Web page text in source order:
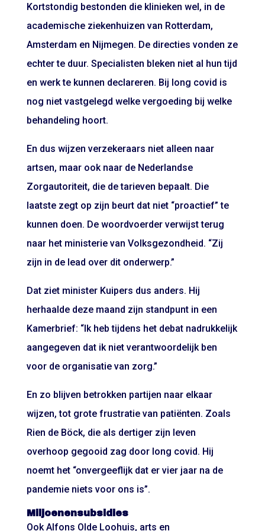
Kortstondig bestonden die klinieken wel, in de
academische ziekenhuizen van Rotterdam,
Amsterdam en Nijmegen. De directies vonden ze
echter te duur. Specialisten bleken niet al hun tijd
en werk te kunnen declareren. Bij long covid is
nog niet vastgelegd welke vergoeding bij welke
behandeling hoort.
En dus wijzen verzekeraars niet alleen naar
artsen, maar ook naar de Nederlandse
Zorgautoriteit, die de tarieven bepaalt. Die
laatste zegt op zijn beurt dat niet “proactief” te
kunnen doen. De woordvoerder verwijst terug
naar het ministerie van Volksgezondheid. “Zij
zijn in de lead over dit onderwerp.”
Dat ziet minister Kuipers dus anders. Hij
herhaalde deze maand zijn standpunt in een
Kamerbrief: “Ik heb tijdens het debat nadrukkelijk
aangegeven dat ik niet verantwoordelijk ben
voor de organisatie van zorg.”
En zo blijven betrokken partijen naar elkaar
wijzen, tot grote frustratie van patiënten. Zoals
Rien de Böck, die als dertiger zijn leven
overhoop gegooid zag door long covid. Hij
noemt het “onvergeeflijk dat er vier jaar na de
pandemie niets voor ons is”.
Miljoenensubsidies
Ook Alfons Olde Loohuis, arts en